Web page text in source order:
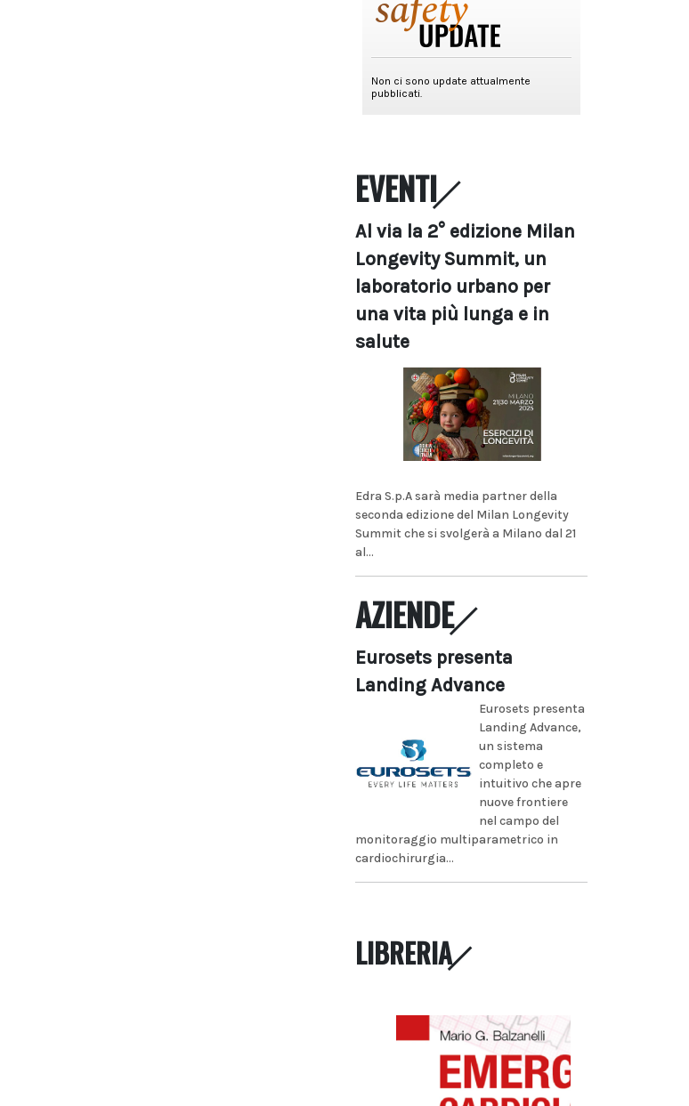
EVENTI
Al via la 2° edizione Milan
Longevity Summit, un
laboratorio urbano per
una vita più lunga e in
salute
Edra S.p.A sarà media partner della
seconda edizione del Milan Longevity
Summit che si svolgerà a Milano dal 21
al...
AZIENDE
Eurosets presenta
Landing Advance
Eurosets presenta
Landing Advance,
un sistema
completo e
intuitivo che apre
nuove frontiere
nel campo del
monitoraggio multiparametrico in
cardiochirurgia...
LIBRERIA